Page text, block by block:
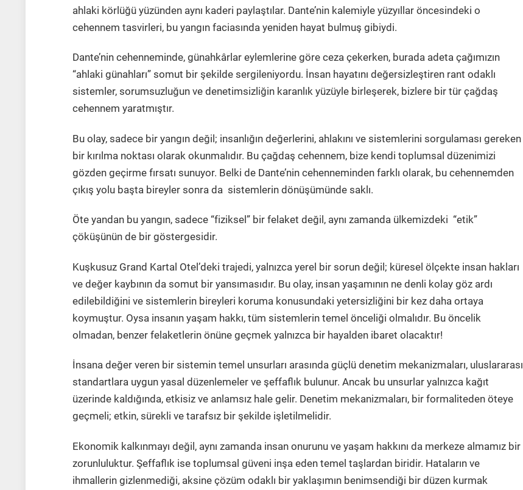
ahlaki körlüğü yüzünden aynı kaderi paylaştılar. Dante’nin kalemiyle yüzyıllar öncesindeki o
cehennem tasvirleri, bu yangın faciasında yeniden hayat bulmuş gibiydi.
Dante’nin cehenneminde, günahkârlar eylemlerine göre ceza çekerken, burada adeta çağımızın
“ahlaki günahları” somut bir şekilde sergileniyordu. İnsan hayatını değersizleştiren rant odaklı
sistemler, sorumsuzluğun ve denetimsizliğin karanlık yüzüyle birleşerek, bizlere bir tür çağdaş
cehennem yaratmıştır.
Bu olay, sadece bir yangın değil; insanlığın değerlerini, ahlakını ve sistemlerini sorgulaması gereken
bir kırılma noktası olarak okunmalıdır. Bu çağdaş cehennem, bize kendi toplumsal düzenimizi
gözden geçirme fırsatı sunuyor. Belki de Dante’nin cehenneminden farklı olarak, bu cehennemden
çıkış yolu başta bireyler sonra da sistemlerin dönüşümünde saklı.
Öte yandan bu yangın, sadece “fiziksel” bir felaket değil, aynı zamanda ülkemizdeki “etik”
çöküşünün de bir göstergesidir.
Kuşkusuz Grand Kartal Otel’deki trajedi, yalnızca yerel bir sorun değil; küresel ölçekte insan hakları
ve değer kaybının da somut bir yansımasıdır. Bu olay, insan yaşamının ne denli kolay göz ardı
edilebildiğini ve sistemlerin bireyleri koruma konusundaki yetersizliğini bir kez daha ortaya
koymuştur. Oysa insanın yaşam hakkı, tüm sistemlerin temel önceliği olmalıdır. Bu öncelik
olmadan, benzer felaketlerin önüne geçmek yalnızca bir hayalden ibaret olacaktır!
İnsana değer veren bir sistemin temel unsurları arasında güçlü denetim mekanizmaları, uluslararası
standartlara uygun yasal düzenlemeler ve şeffaflık bulunur. Ancak bu unsurlar yalnızca kağıt
üzerinde kaldığında, etkisiz ve anlamsız hale gelir. Denetim mekanizmaları, bir formaliteden öteye
geçmeli; etkin, sürekli ve tarafsız bir şekilde işletilmelidir.
Ekonomik kalkınmayı değil, aynı zamanda insan onurunu ve yaşam hakkını da merkeze almamız bir
zorunluluktur. Şeffaflık ise toplumsal güveni inşa eden temel taşlardan biridir. Hataların ve
ihmallerin gizlenmediği, aksine çözüm odaklı bir yaklaşımın benimsendiği bir düzen kurmak